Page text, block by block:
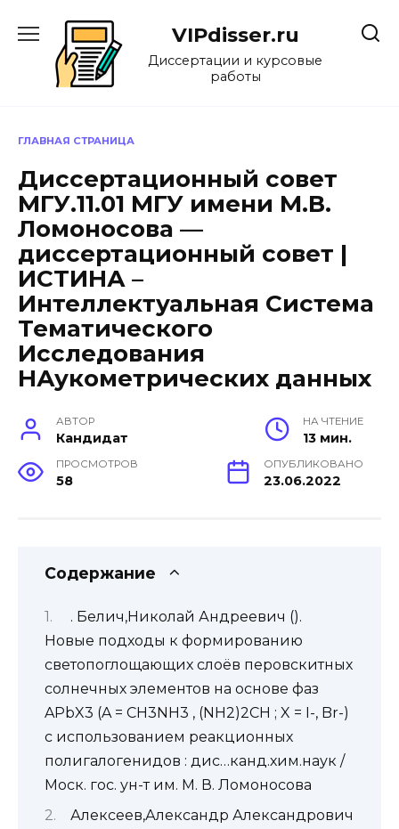
содержанию
VIPdisser.ru
Диссертации и курсовые
работы
ГЛАВНАЯ СТРАНИЦА
Диссертационный совет
МГУ.11.01 МГУ имени М.В.
Ломоносова —
диссертационный совет |
ИСТИНА –
Интеллектуальная Система
Тематического
Исследования
НАукометрических данных
АВТОР
Кандидат
НА ЧТЕНИЕ
13 мин.
ПРОСМОТРОВ
58
ОПУБЛИКОВАНО
23.06.2022
Содержание
. Белич,Николай Андреевич ().
Новые подходы к формированию
светопоглощающих слоёв перовскитных
солнечных элементов на основе фаз
APbX3 (A = CH3NH3 , (NH2)2CH ; X = I-, Br-)
с использованием реакционных
полигалогенидов : дис…канд.хим.наук /
Моск. гос. ун-т им. М. В. Ломоносова
Алексеев,Александр Александрович